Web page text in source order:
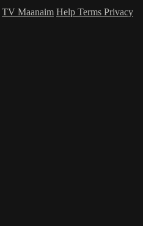
TV Maanaim Help Terms Privacy